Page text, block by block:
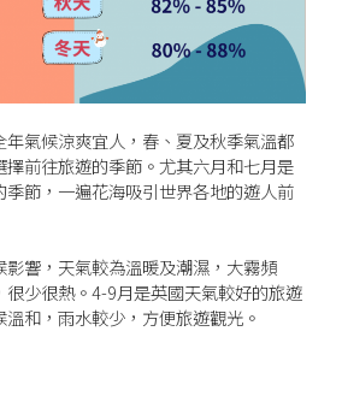
氣候涼爽宜人，春、夏及秋季氣溫都
前往旅遊的季節。尤其六月和七月是
節，一遍花海吸引世界各地的遊人前
響，天氣較為溫暖及潮濕，大霧頻
很少很熱。4-9月是英國天氣較好的旅遊
和，雨水較少，方便旅遊觀光。